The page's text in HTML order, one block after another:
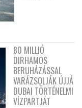
80 MILLIÓ
DIRHAMOS
BERUHÁZÁSSAL
VARÁZSOLJÁK ÚJJÁ
DUBAI TÖRTÉNELMI
VÍZPARTJÁT